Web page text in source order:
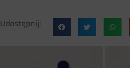
Udostępnij: